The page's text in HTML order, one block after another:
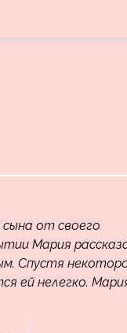
от своего
Мария
Спустя
ей нелегко.